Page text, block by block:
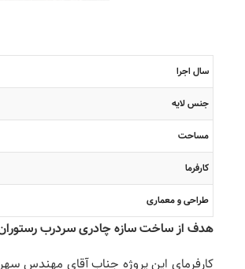
سال اجرا
جنس لایه
مساحت
کارفرما
طراحی و معماری
هدف از ساخت سازه چادری سردرب